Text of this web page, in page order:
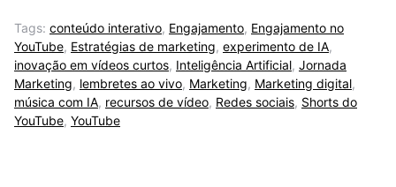
Tags: conteúdo interativo, Engajamento, Engajamento no
YouTube, Estratégias de marketing, experimento de IA,
inovação em vídeos curtos, Inteligência Artificial, Jornada
Marketing, lembretes ao vivo, Marketing, Marketing digital,
música com IA, recursos de vídeo, Redes sociais, Shorts do
YouTube, YouTube